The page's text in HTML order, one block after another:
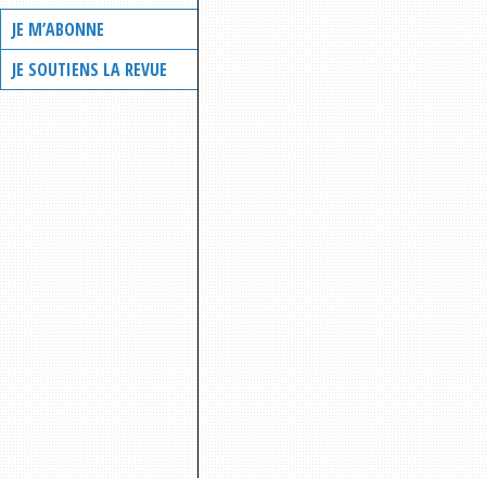
JE M’ABONNE
JE SOUTIENS LA REVUE